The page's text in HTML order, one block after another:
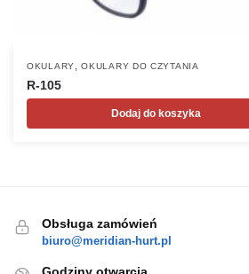
OKULARY ,OKULARY DO CZYTANIA
R-105
Dodaj do koszyka
Obsługa zamówień
biuro@meridian-hurt.pl